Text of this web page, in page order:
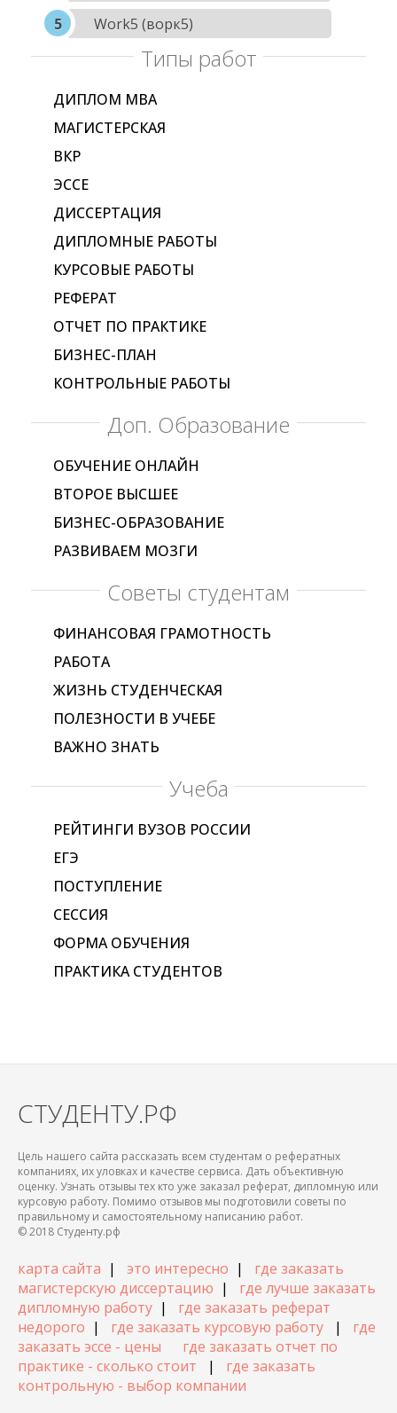
Work5 (ворк5)
Типы работ
ДИПЛОМ МВА
МАГИСТЕРСКАЯ
ВКР
ЭССЕ
ДИССЕРТАЦИЯ
ДИПЛОМНЫЕ РАБОТЫ
КУРСОВЫЕ РАБОТЫ
РЕФЕРАТ
ОТЧЕТ ПО ПРАКТИКЕ
БИЗНЕС-ПЛАН
КОНТРОЛЬНЫЕ РАБОТЫ
Доп. Образование
ОБУЧЕНИЕ ОНЛАЙН
ВТОРОЕ ВЫСШЕЕ
БИЗНЕС-ОБРАЗОВАНИЕ
РАЗВИВАЕМ МОЗГИ
Советы студентам
ФИНАНСОВАЯ ГРАМОТНОСТЬ
РАБОТА
ЖИЗНЬ СТУДЕНЧЕСКАЯ
ПОЛЕЗНОСТИ В УЧЕБЕ
ВАЖНО ЗНАТЬ
Учеба
РЕЙТИНГИ ВУЗОВ РОССИИ
ЕГЭ
ПОСТУПЛЕНИЕ
СЕССИЯ
ФОРМА ОБУЧЕНИЯ
ПРАКТИКА СТУДЕНТОВ
СТУДЕНТУ.РФ
Цель нашего сайта рассказать всем студентам о рефератных
компаниях, их уловках и качестве сервиса. Дать объективную
оценку. Узнать отзывы тех кто уже заказал реферат, дипломную или
курсовую работу. Помимо отзывов мы подготовили советы по
правильному и самостоятельному написанию работ.
© 2018 Студенту.рф
карта сайта | это интересно | где заказать
магистерскую диссертацию | где лучше заказать
дипломную работу | где заказать реферат
недорого | где заказать курсовую работу | где
заказать эссе - цены
где заказать отчет по
практике - сколько стоит | где заказать
контрольную - выбор компании